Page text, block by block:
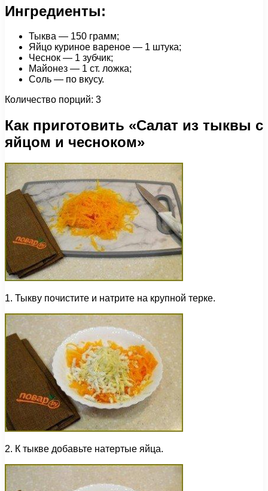
Ингредиенты:
Тыква — 150 грамм;
Яйцо куриное вареное — 1 штука;
Чеснок — 1 зубчик;
Майонез — 1 ст. ложка;
Соль — по вкусу.
Количество порций: 3
Как приготовить «Салат из тыквы с
яйцом и чесноком»
1. Тыкву почистите и натрите на крупной терке.
2. К тыкве добавьте натертые яйца.